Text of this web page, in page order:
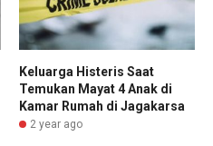
Keluarga Histeris Saat
Temukan Mayat 4 Anak di
Kamar Rumah di Jagakarsa
2 year ago